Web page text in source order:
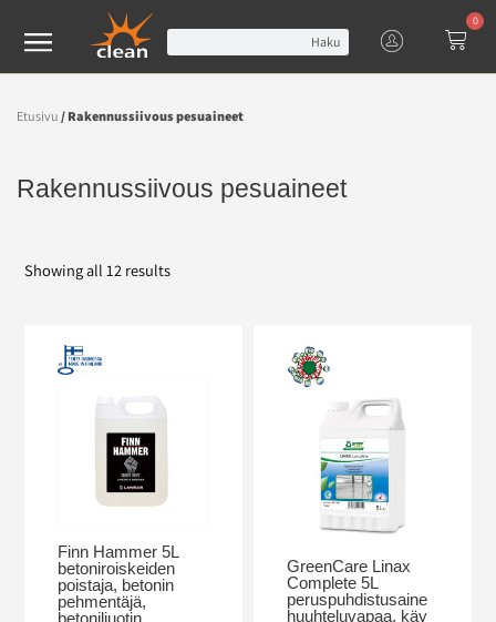
Haku
0
Etusivu / Rakennussiivous pesuaineet
Rakennussiivous pesuaineet
Showing all 12 results
Finn Hammer 5L
betoniroiskeiden
poistaja, betonin
pehmentäjä,
betoniliuotin
GreenCare Linax
Complete 5L
peruspuhdistusaine
huuhteluvapaa, käy